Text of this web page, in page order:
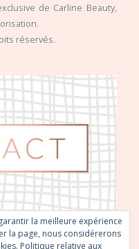
de Carline Beauty,
réservés.
la meilleure expérience
la page, nous considérerons
Politique relative aux